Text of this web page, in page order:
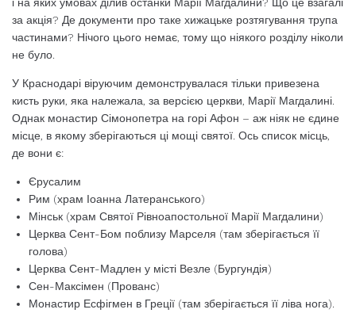
і на яких умовах ділив останки Марії Магдалини? Що це взагалі
за акція? Де документи про таке хижацьке розтягування трупа
частинами? Нічого цього немає, тому що ніякого розділу ніколи
не було.
У Краснодарі віруючим демонструвалася тільки привезена
кисть руки, яка належала, за версією церкви, Марії Магдалині.
Однак монастир Сімонопетра на горі Афон – аж ніяк не єдине
місце, в якому зберігаються ці мощі святої. Ось список місць,
де вони є:
Єрусалим
Рим (храм Іоанна Латеранського)
Мінськ (храм Святої Рівноапостольної Марії Магдалини)
Церква Сент-Бом поблизу Марселя (там зберігається її
голова)
Церква Сент-Мадлен у місті Везле (Бургундія)
Сен-Максімен (Прованс)
Монастир Есфігмен в Греції (там зберігається її ліва нога).